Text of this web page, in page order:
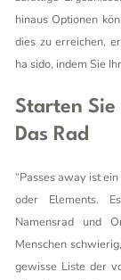
hinaus Optionen
dies zu erreichen,
ha sido, indem Sie
Starten Sie
Das Rad
“Passes away ist
oder Elements.
Namensrad und
Menschen
gewisse Liste der